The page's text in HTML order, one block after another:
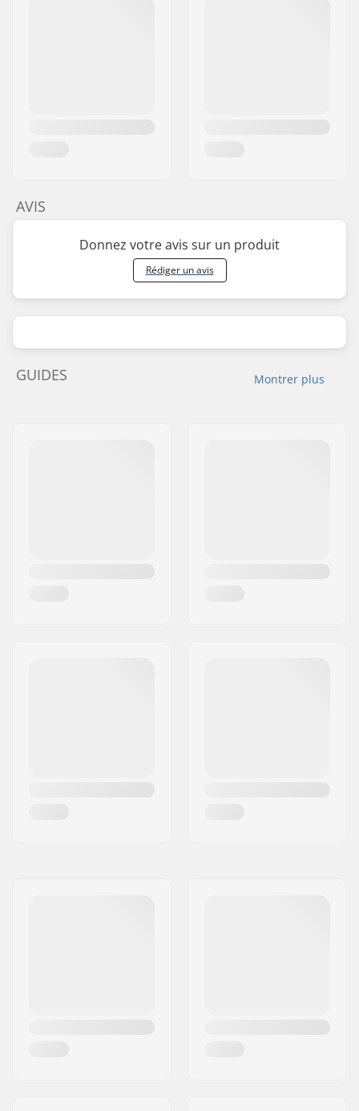
AVIS
Donnez votre avis sur un produit
Rédiger un avis
Montrer plus
GUIDES